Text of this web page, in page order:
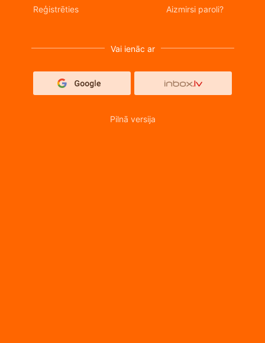
Reģistrēties Aizmirsi paroli?
Vai ienāc ar
Pilnā versija